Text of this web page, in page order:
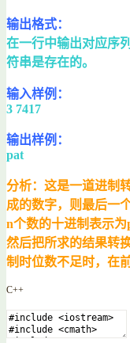
输出格式：
在一行中输出对应序
符串是存在的。
输入样例：
3 7417
输出样例：
pat
分析：这是一道进制
成的数字，则最后一
n个数的十进制表示为
然后把所求的结果转
制时位数不足时，在
C++